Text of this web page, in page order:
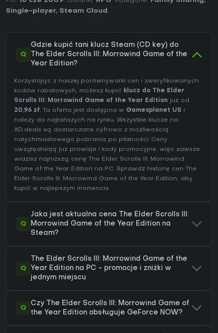
Single-player, Steam Cloud .
Q
Gdzie kupić tani klucz Steam (CD key) do
The Elder Scrolls III: Morrowind Game of the
Year Edition?
Korzystając z naszej porównywarki cen i zweryfikowanych
kodów rabatowych, możesz kupić klucz do The Elder
Scrolls III: Morrowind Game of the Year Edition już od
20,96 zł. Ta oferta jest dostępna w Gamesplanet US i
należy do najtańszych na rynku. Wszystkie klucze na
XD.deals są dostarczane cyfrowo z możliwością
natychmiastowego pobrania po płatności. Ceny
uwzględniają już prowizje i kody promocyjne, więc zawsze
widzisz najniższą cenę The Elder Scrolls III: Morrowind
Game of the Year Edition na PC. Sprawdź historię cen The
Elder Scrolls III: Morrowind Game of the Year Edition, aby
kupić w najlepszym momencie.
Q
Jaka jest aktualna cena The Elder Scrolls III:
Morrowind Game of the Year Edition na
Steam?
Q
The Elder Scrolls III: Morrowind Game of the
Year Edition na PC - promocje i zniżki w
jednym miejscu
Q
Czy The Elder Scrolls III: Morrowind Game of
the Year Edition obsługuje GeForce NOW?